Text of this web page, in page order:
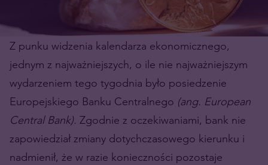
Z punku widzenia kalendarza ekonomicznego,
jednym z najważniejszych, o ile nie najważniejszym
wydarzeniem tego tygodnia było posiedzenie
Europejskiego Banku Centralnego (ang. European
Central Bank). Zgodnie z oczekiwaniami, bank nie
zapowiedział zmiany dotychczasowego kierunku i
nadmienił, że w razie konieczności pozostaje